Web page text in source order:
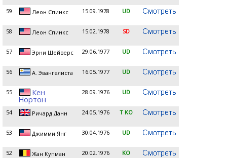
59 Леон Спинкс 15.09.1978 UD
58 Леон Спинкс 15.02.1978 SD
57 Эрни Шейверс 29.06.1977 UD
56 А. Эвангелиста 16.05.1977 UD
55 Кен
Нортон
28.09.1976 UD
54 Ричард Данн 24.05.1976 T KO
53 Джимми Янг 30.04.1976 UD
52 Жан Купман 20.02.1976 KO